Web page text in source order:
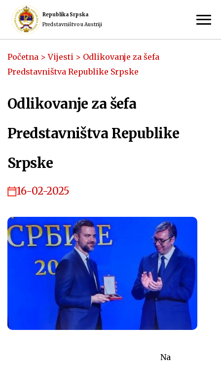
Republika Srpska
Predstavništvo u Austriji
Početna >Vijesti > Odlikovanje za šefa
Predstavništva Republike Srpske
Odlikovanje za šefa
Predstavništva Republike
Srpske
16-02-2025
Na